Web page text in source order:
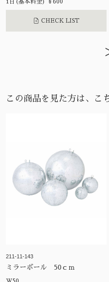
1日(基本料金) ¥600
CHECK LIST
この商品を見た方は、こ
211-11-143
ミラーボール 50ｃｍ